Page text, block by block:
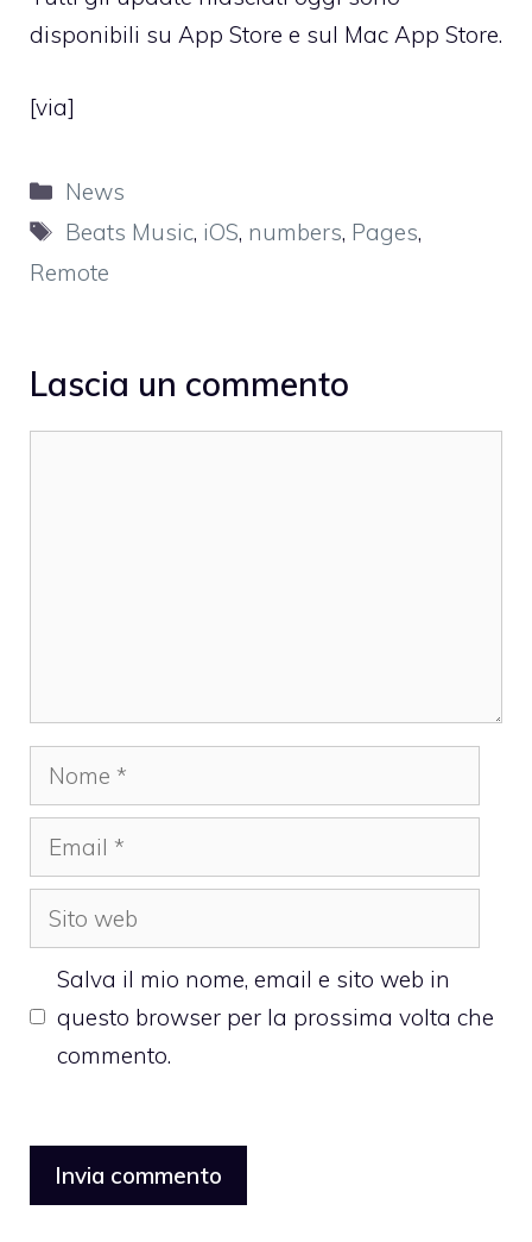
disponibili su App Store e sul Mac App Store.
[via]
Categorie
News
Tag
Beats Music, iOS, numbers, Pages,
Remote
Lascia un commento
Nome
Email
Sito
web
Salva il mio nome, email e sito web in
questo browser per la prossima volta che
commento.